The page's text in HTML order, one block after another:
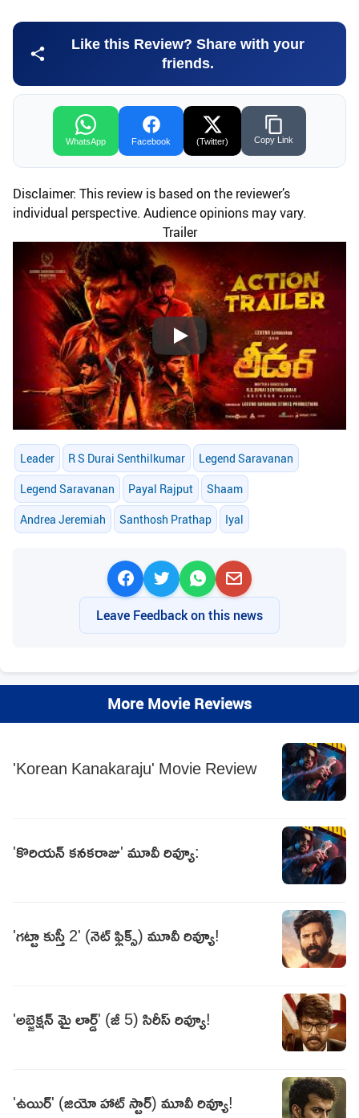
Like this Review? Share with your
friends.
WhatsApp Facebook (Twitter) Copy Link
Disclaimer: This review is based on the reviewer’s
individual perspective. Audience opinions may vary.
Trailer
Play
Leader R S Durai Senthilkumar Legend Saravanan
Legend Saravanan Payal Rajput Shaam
Andrea Jeremiah Santhosh Prathap Iyal
Leave Feedback on this news
More Movie Reviews
'Korean Kanakaraju' Movie Review
'కొరియన్‌ కనకరాజు' మూవీ రివ్యూ:
'గట్టా కుస్తీ 2' (నెట్ ఫ్లిక్స్) మూవీ రివ్యూ!
'అబ్జెక్షన్ మై లార్డ్' (జీ 5) సిరీస్ రివ్యూ!
'ఉయిర్' (జియో హాట్ స్టార్) మూవీ రివ్యూ!